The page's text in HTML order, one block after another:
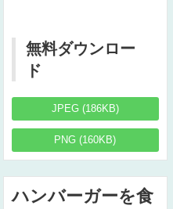
無料ダウンロー
ド
JPEG (186KB)
PNG (160KB)
ハンバーガーを食